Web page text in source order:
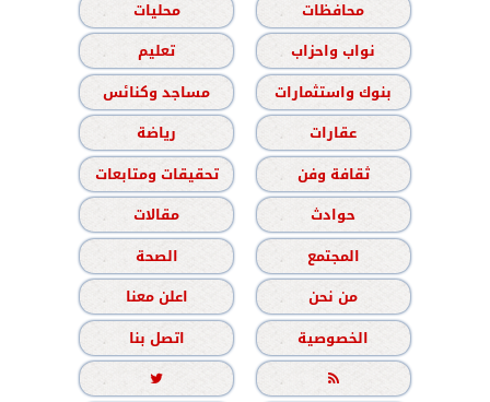
محافظات
محليات
نواب واحزاب
تعليم
بنوك واستثمارات
مساجد وكنائس
عقارات
رياضة
ثقافة وفن
تحقيقات ومتابعات
حوادث
مقالات
المجتمع
الصحة
من نحن
اعلن معنا
الخصوصية
اتصل بنا

